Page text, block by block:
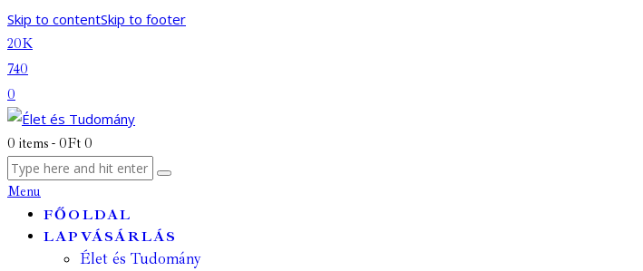
Skip to contentSkip to footer
20K
740
0
0 items - 0Ft 0
Menu
FŐOLDAL
LAPVÁSÁRLÁS
Élet és Tudomány